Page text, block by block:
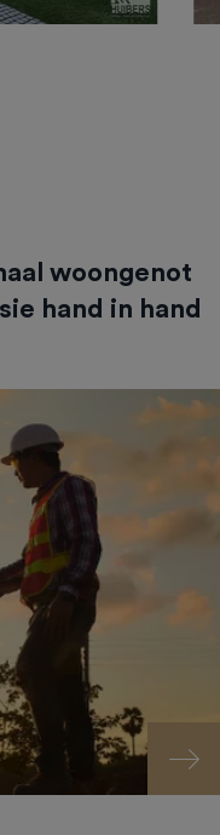
woongenot
hand in hand